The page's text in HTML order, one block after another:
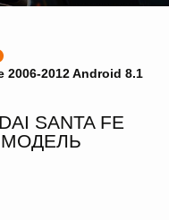
2006-2012 Android 8.1
SANTA FE
МОДЕЛЬ